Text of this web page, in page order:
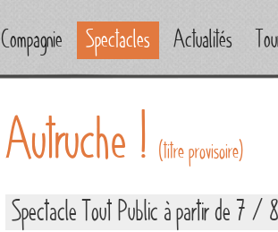
Compagnie Spectacles Actualités
Autruche ! (titre provisoire)
Spectacle Tout Public à partir de 7 /